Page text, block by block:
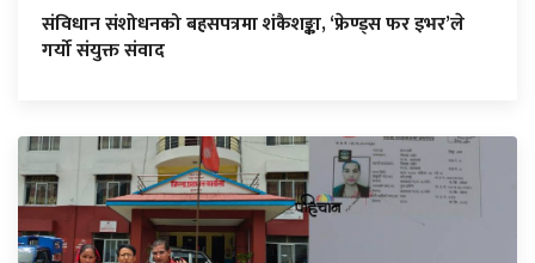
संविधान संशोधनको बहसपत्रमा शंकैशङ्का, ‘फ्रेण्ड्स फर इभर’ले
गर्यो संयुक्त संवाद